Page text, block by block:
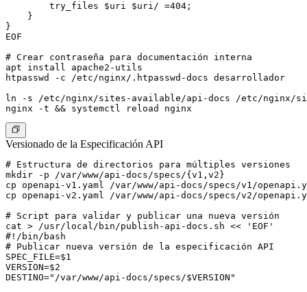
        try_files $uri $uri/ =404;
    }
}
EOF
# Crear contraseña para documentación interna
apt install apache2-utils
htpasswd -c /etc/nginx/.htpasswd-docs desarrollador
ln -s /etc/nginx/sites-available/api-docs /etc/nginx/
Versionado de la Especificación API
# Estructura de directorios para múltiples versiones
mkdir -p /var/www/api-docs/specs/{v1,v2}
cp openapi-v1.yaml /var/www/api-docs/specs/v1/
cp openapi-v2.yaml /var/www/api-docs/specs/v2/
# Script para validar y publicar una nueva versión
cat > /usr/local/bin/publish-api-docs.sh << 'EOF'
#!/bin/bash
# Publicar nueva versión de la especificación API
SPEC_FILE=$1
VERSION=$2
DESTINO="/var/www/api-docs/specs/$VERSION"